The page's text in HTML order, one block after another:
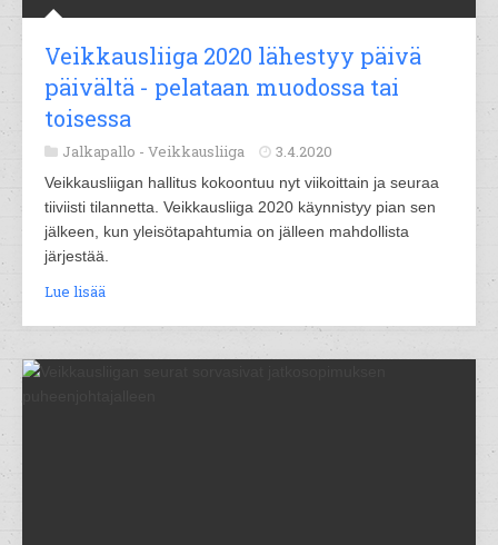
Veikkausliiga 2020 lähestyy päivä
päivältä - pelataan muodossa tai
toisessa
Jalkapallo - Veikkausliiga 3.4.2020
Veikkausliigan hallitus kokoontuu nyt viikoittain ja seuraa
tiiviisti tilannetta. Veikkausliiga 2020 käynnistyy pian sen
jälkeen, kun yleisötapahtumia on jälleen mahdollista
järjestää.
Lue lisää